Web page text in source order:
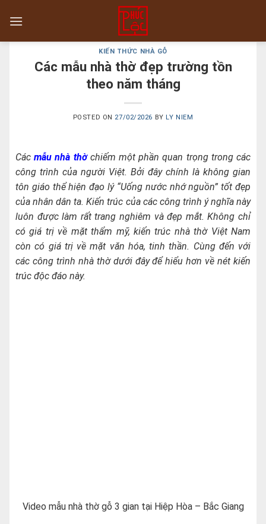
KIẾN THỨC NHÀ GỖ
Các mẫu nhà thờ đẹp trường tồn
theo năm tháng
POSTED ON 27/02/2026 BY LY NIEM
Cácmẫu nhà thờchiếm một phần quan trọng trong các
công trình của người Việt. Bởi đây chính là không gian
tôn giáo thể hiện đạo lý “Uống nước nhớ nguồn” tốt đẹp
của nhân dân ta. Kiến trúc của các công trình ý nghĩa này
luôn được làm rất trang nghiêm và đẹp mắt. Không chỉ
có giá trị về mặt thẩm mỹ, kiến trúc nhà thờ Việt Nam
còn có giá trị về mặt văn hóa, tinh thần. Cùng đến với
các công trình nhà thờ dưới đây để hiểu hơn về nét kiến
trúc độc đáo này.
Video mẫu nhà thờ gỗ 3 gian tại Hiệp Hòa – Bắc Giang